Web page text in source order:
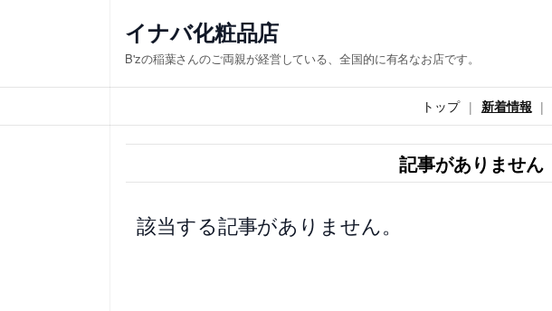
ス
キ
イナバ化粧品店
B'zの稲葉さんのご両親が経営している、全国的に有名なお店です。
トップ 新着情報
記事がありません
該当する記事がありません。